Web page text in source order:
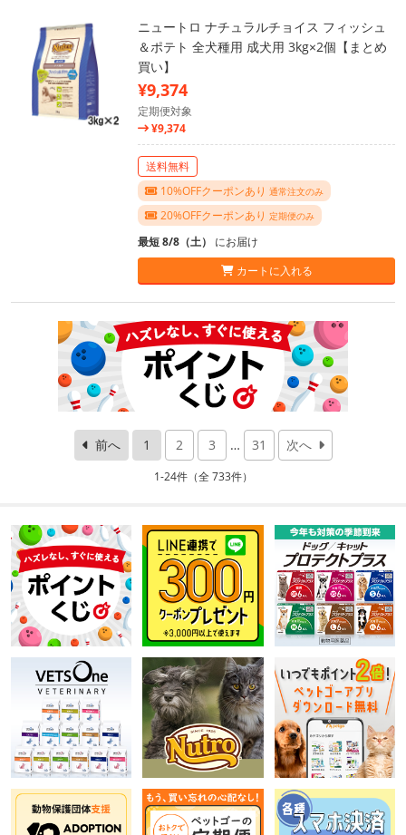
ニュートロ ナチュラルチョイス フィッシュ
＆ポテト 全犬種用 成犬用 3kg×2個【まとめ
買い】
¥9,374
定期便対象
¥9,374
送料無料
10%OFFクーポンあり 通常注文のみ
20%OFFクーポンあり 定期便のみ
最短 8/8（土） にお届け
カートに入れる
前へ 1 2 3 … 31 次へ
1-24件（全 733件）